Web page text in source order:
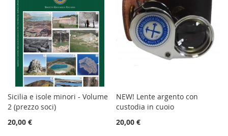
Sicilia e isole minori - Volume
2 (prezzo soci)
20,00 €
NEW! Lente argento con
custodia in cuoio
20,00 €